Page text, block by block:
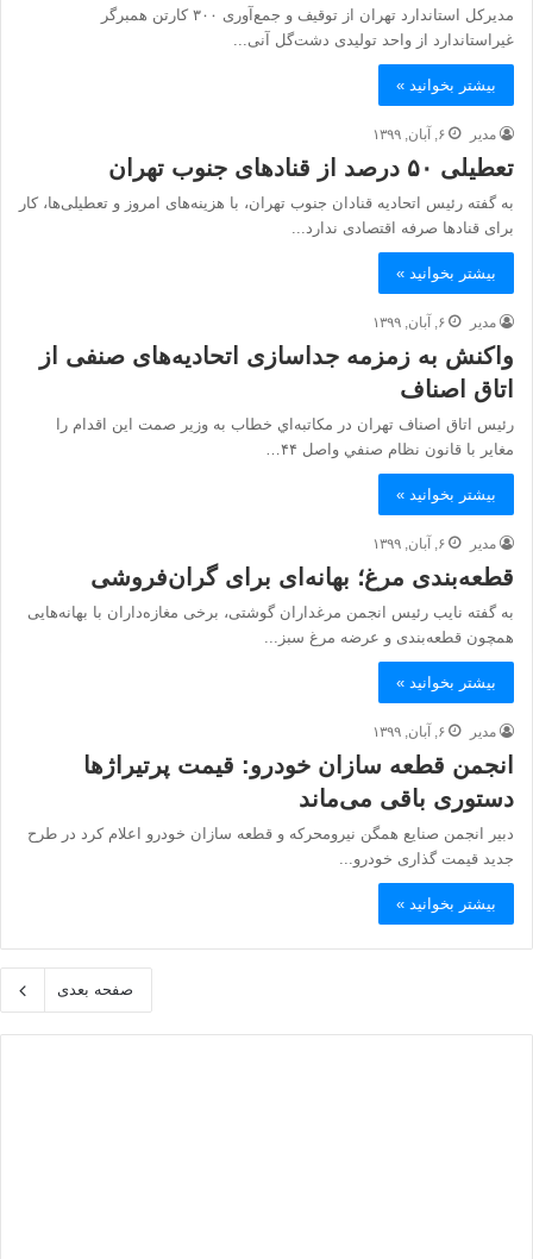
مدیرکل استاندارد تهران از توقیف و جمع‌آوری ۳۰۰ کارتن همبرگر
غیراستاندارد از واحد تولیدی دشت‌گل آنی...
بیشتر بخوانید »
مدیر ۶, آبان, ۱۳۹۹
تعطیلی ۵۰ درصد از قنادهای جنوب تهران
به گفته رئیس اتحادیه قنادان جنوب تهران، با هزینه‌های امروز و تعطیلی‌ها، کار
برای قنادها صرفه اقتصادی ندارد...
بیشتر بخوانید »
مدیر ۶, آبان, ۱۳۹۹
واکنش به زمزمه جداسازی اتحادیه‌های صنفی از
اتاق اصناف
رئيس اتاق اصناف تهران در مکاتبه‌اي خطاب به وزير صمت این اقدام را
مغاير با قانون نظام صنفي واصل ۴۴…
بیشتر بخوانید »
مدیر ۶, آبان, ۱۳۹۹
قطعه‌بندی مرغ؛ بهانه‌ای برای گران‌فروشی
به گفته نایب رئیس انجمن مرغداران گوشتی، برخی مغازه‌داران با بهانه‌هایی
همچون قطعه‌بندی و عرضه مرغ سبز...
بیشتر بخوانید »
مدیر ۶, آبان, ۱۳۹۹
انجمن قطعه سازان خودرو: قیمت پرتیراژها
دستوری باقی می‌ماند
دبیر انجمن صنایع همگن نیرومحرکه و قطعه سازان خودرو اعلام کرد در طرح
جدید قیمت گذاری خودرو...
بیشتر بخوانید »
صفحه بعدی